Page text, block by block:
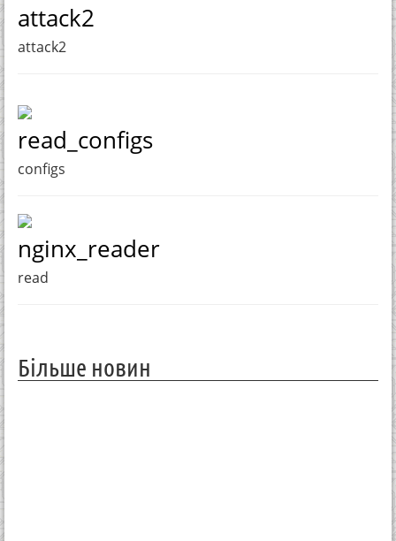
attack2
attack2
read_configs
configs
nginx_reader
read
Більше новин